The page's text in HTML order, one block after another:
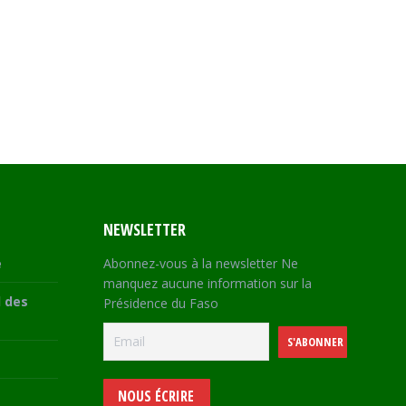
des
NEWSLETTER
Abonnez-vous à la newsletter Ne
manquez aucune information sur la
Présidence du Faso
NOUS ÉCRIRE